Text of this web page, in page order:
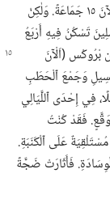
بَدَأْنَا عَمَلَنَا ٱلْإِرْسَالِيَّ فِي مَدِينَةِ كَامْبُوس،‏ حَيْثُ يُوجَدُ ٱلْآنَ ١٥ جَمَاعَةً.‏ وَلٰكِنْ
تَسْكُنُ فِيهِ أَرْبَعُ
بْرُوكْس‏(‏اَلْآنَ
وَجَمْعَ ٱلْحَطَبِ
فِي إِحْدَى ٱللَّيَالِي
فَقَدْ كُنْتُ
عَلَى ٱلْكَنَبَةِ.‏
فَأَثَارَتْ ضَجَّةً